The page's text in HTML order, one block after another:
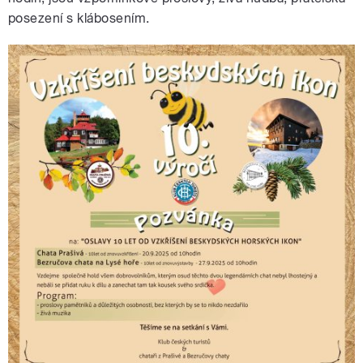
posezení s klábosením.